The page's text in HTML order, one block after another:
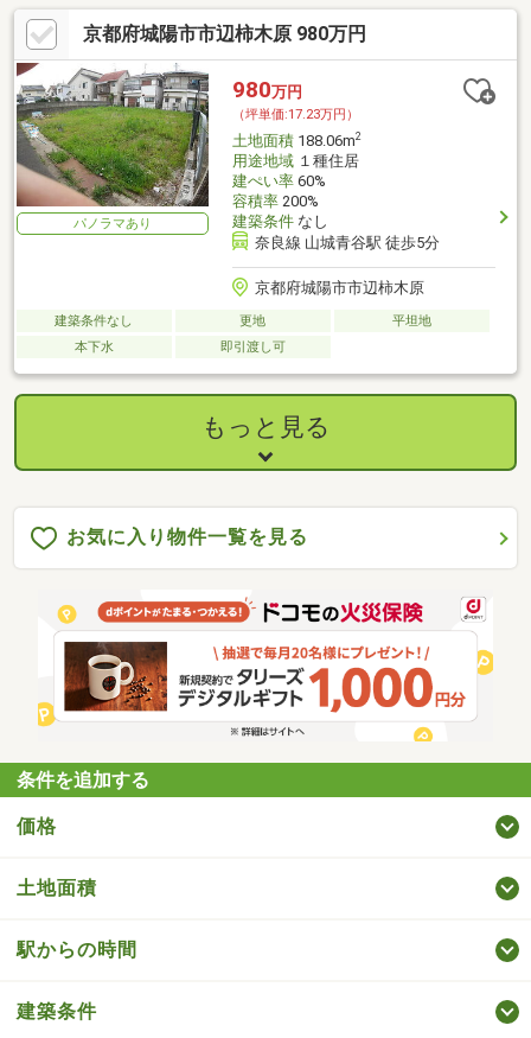
京都府城陽市市辺柿木原 980万円
パノラマあり
980万円
（坪単価:17.23万円）
土地面積188.06m2
用途地域１種住居
建ぺい率60%
容積率200%
建築条件なし
奈良線 山城青谷駅 徒歩5分
京都府城陽市市辺柿木原
建築条件なし 更地
平坦地
本下水
即引渡し可
もっと見る
お気に入り物件一覧を見る
条件を追加する
価格
土地面積
駅からの時間
建築条件